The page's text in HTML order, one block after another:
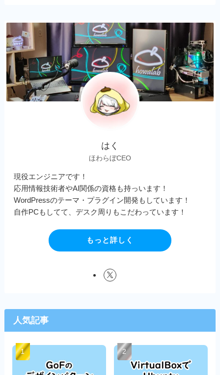
はく
ほわらぼCEO
現役エンジニアです！
応用情報技術者やAI関係の資格も持っいます！
WordPressのテーマ・プラグイン開発もしています！
自作PCもしてて、デスク周りもこだわっています！
もっと詳しく
人気記事